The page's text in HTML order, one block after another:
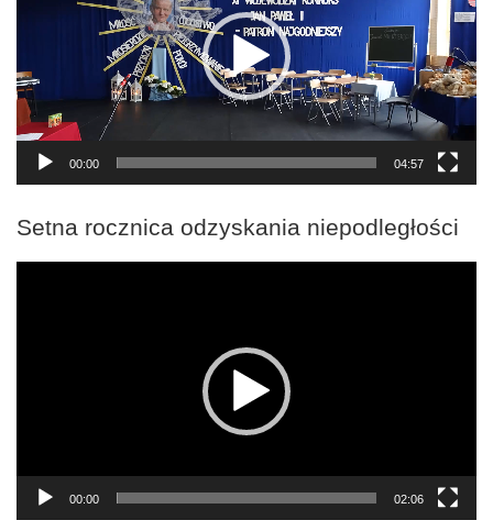
00:00 04:57
Setna rocznica odzyskania niepodległości
00:00 02:06